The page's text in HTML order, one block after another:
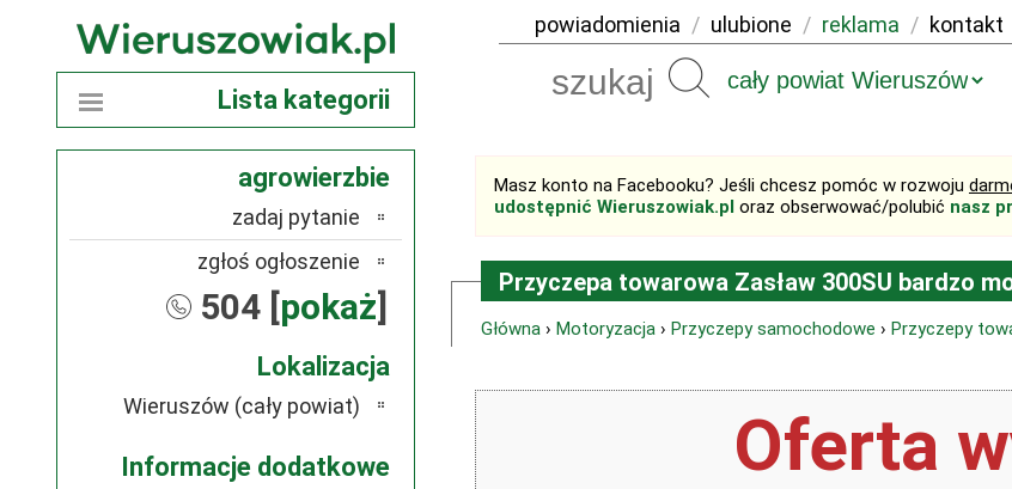
powiadomienia / ulubione / reklama / kontakt
Szukaj
Masz konto na Facebooku? Jeśli chcesz pomóc w rozwoju
udostępnić Wieruszowiak.pl oraz obserwować/polubić nasz
Przyczepa towarowa Zasław 300SU bardzo
Główna › Motoryzacja › Przyczepy samochodowe › Przyczepy
Oferta
Lista kategorii
agrowierzbie
zadaj pytanie
zgłoś ogłoszenie
504 [pokaż]
Lokalizacja
Wieruszów (cały powiat)
Informacje dodatkowe